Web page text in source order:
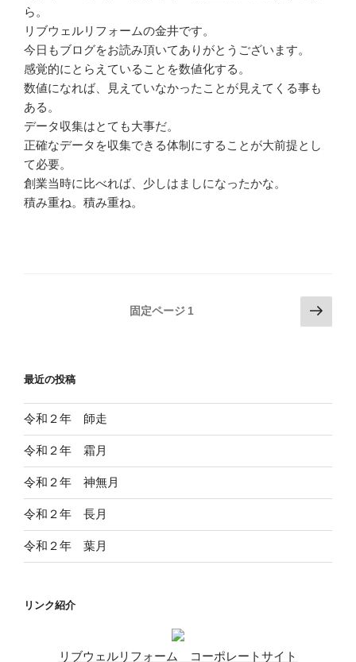
ら。
リブウェルリフォームの金井です。
今日もブログをお読み頂いてありがとうございます。
感覚的にとらえていることを数値化する。
数値になれば、見えていなかったことが見えてくる事も
ある。
データ収集はとても大事だ。
正確なデータを収集できる体制にすることが大前提とし
て必要。
創業当時に比べれば、少しはましになったかな。
積み重ね。積み重ね。
ペ
ジ
送
り
固定ページ 1
次
の
最近の投稿
令和２年 師走
令和２年 霜月
令和２年 神無月
令和２年 長月
令和２年 葉月
リンク紹介
リブウェルリフォーム コーポレートサイト